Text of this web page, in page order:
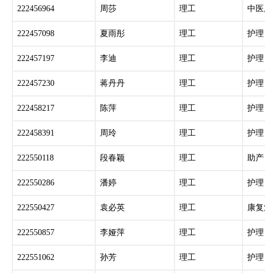
222456964 周莎 理工 中
222457098 夏雨彤 理工 护理
222457197 李迪 理工 护理
222457230 蒋丹丹 理工 护理
222458217 陈萍 理工 护理
222458391 周玲 理工 护理
222550118 段春颖 理工 助产
222550286 潘婷 理工 护理
222550427 袁必英 理工 康
222550857 李娅萍 理工 护理
222551062 孙芳 理工 护理